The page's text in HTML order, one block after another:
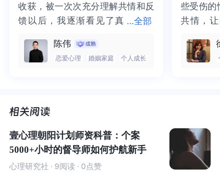
这场对话，不只是一个母亲与咨询师之间的交流，更
本文节选自陈海贤老师“心理咨询现场观摩”现场答
问题一
母亲这样的爱
真的没有期待回报吗？
...全部
收获，被一次次充分理解共情和反
馈以后，我逐渐看见了真
清晰，也慢慢找回了内在的力量。
虽然不知道还要有多久的路要走，
这里，让我真切的感受到了🙏❤️
收获，被一次次充分理解共情和反
馈以后，我逐渐看见了真实的那
也慢慢找回了内在的力量。虽然不
知道还要有多久的路要走，但我很
让我真切的感受到了🙏❤️
陈伟
恋爱心理 婚姻家庭 个人成长
些受伤的
共情，
一部分
而且当
些受伤的
共情，让
处理的
询师准
壹心理朝阳计划师资科普：个案
5000+小时的督导师如何护航新手
心理研究社 · 9阅读 · 0点赞